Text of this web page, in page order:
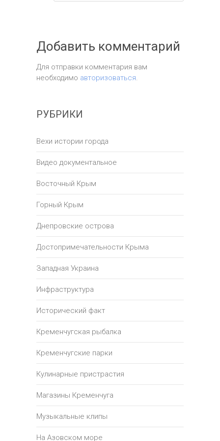
Добавить комментарий
Для отправки комментария вам
необходимо авторизоваться.
РУБРИКИ
Вехи истории города
Видео документальное
Восточный Крым
Горный Крым
Днепровские острова
Достопримечательности Крыма
Западная Украина
Инфраструктура
Исторический факт
Кременчугская рыбалка
Кременчугские парки
Кулинарные пристрастия
Магазины Кременчуга
Музыкальные клипы
На Азовском море